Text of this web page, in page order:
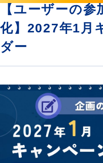
【ユーザーの
化】2027年1月
ダー